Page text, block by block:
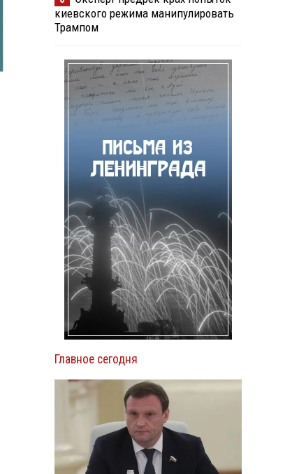
киевского режима манипулировать
Трампом
Главное сегодня